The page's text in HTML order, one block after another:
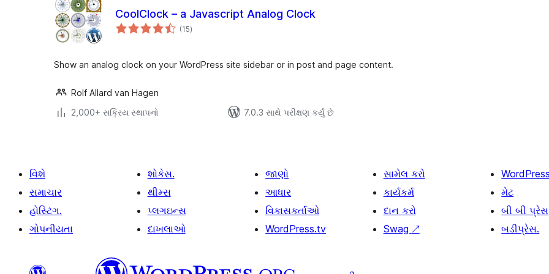
CoolClock – a Javascript Analog Clock
(15કુલ
રેટિંગ્સ
)
Show an analog clock on your WordPress site sidebar or in post and page content.
Rolf Allard van Hagen
2,000+ સક્રિય સ્થાપનો
7.0.3 સાથે પરીક્ષણ કર્યું છે
વિશે
સમાચાર
હોસ્ટિંગ.
ગોપનીયતા
શોકેસ.
થીમ્સ
પ્લગઇન્સ
દાખલાઓ
જાણો
આધાર
વિકાસકર્તાઓ
WordPress.tv
સામેલ કરો
કાર્યકર્મ
દાન કરો
Swag ↗
મેટ
બી બી પ્રેસ
બડીપ્રેસ.